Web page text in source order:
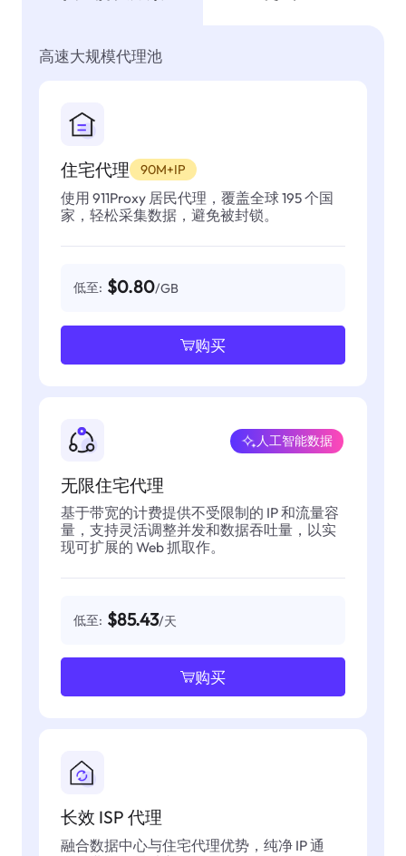
高速大规模代理池
住宅代理 90M+IP
使用 911Proxy 居民代理，覆盖全球 195 个国
家，轻松采集数据，避免被封锁。
低至: $0.80/GB
购买
无限住宅代理
人工智能数据
基于带宽的计费提供不受限制的 IP 和流量容
量，支持灵活调整并发和数据吞吐量，以实
现可扩展的 Web 抓取作。
低至: $85.43/天
购买
长效 ISP 代理
融合数据中心与住宅代理优势，纯净 IP 通